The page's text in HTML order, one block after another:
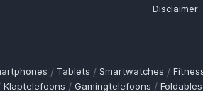
Disclaimer
/ Tablets / Smartwatches /
Klaptelefoons / Gamingtelefoons / Foldables